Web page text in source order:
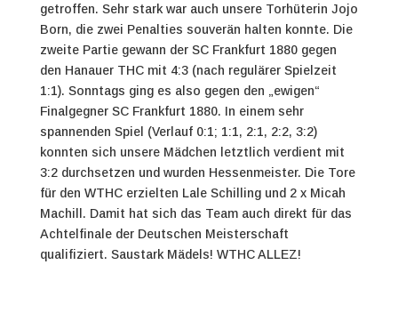
getroffen. Sehr stark war auch unsere Torhüterin Jojo
Born, die zwei Penalties souverän halten konnte. Die
zweite Partie gewann der SC Frankfurt 1880 gegen
den Hanauer THC mit 4:3 (nach regulärer Spielzeit
1:1). Sonntags ging es also gegen den „ewigen“
Finalgegner SC Frankfurt 1880. In einem sehr
spannenden Spiel (Verlauf 0:1; 1:1, 2:1, 2:2, 3:2)
konnten sich unsere Mädchen letztlich verdient mit
3:2 durchsetzen und wurden Hessenmeister. Die Tore
für den WTHC erzielten Lale Schilling und 2 x Micah
Machill. Damit hat sich das Team auch direkt für das
Achtelfinale der Deutschen Meisterschaft
qualifiziert. Saustark Mädels! WTHC ALLEZ!